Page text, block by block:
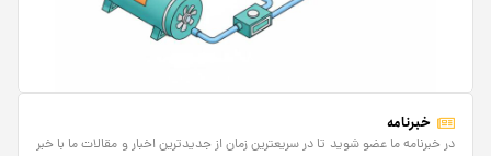
خبرنامه
در خبرنامه ما عضو شوید تا در سریعترین زمان از جدیدترین اخبار و مقالات ما با خبر